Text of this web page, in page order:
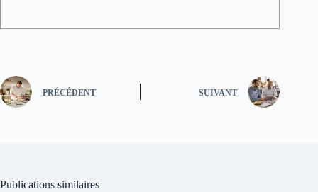
PRÉCÉDENT SUIVANT
Publications similaires